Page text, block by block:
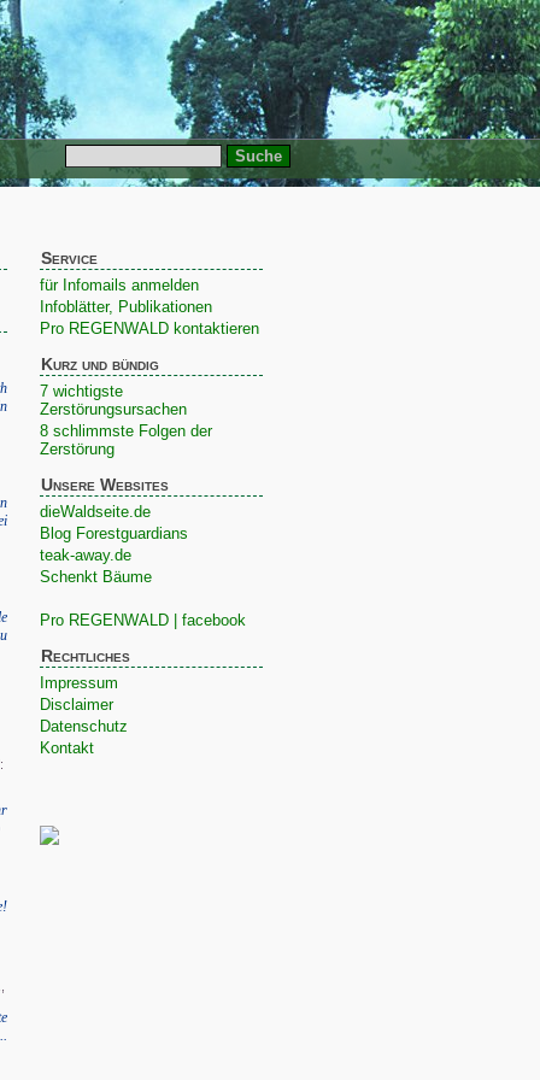
Service
für Infomails anmelden
Infoblätter, Publikationen
Pro REGENWALD kontaktieren
Kurz und bündig
7 wichtigste
Zerstörungsursachen
8 schlimmste Folgen der
Zerstörung
Unsere Websites
dieWaldseite.de
Blog Forestguardians
teak-away.de
Schenkt Bäume
Pro REGENWALD | facebook
Rechtliches
Impressum
Disclaimer
Datenschutz
Kontakt